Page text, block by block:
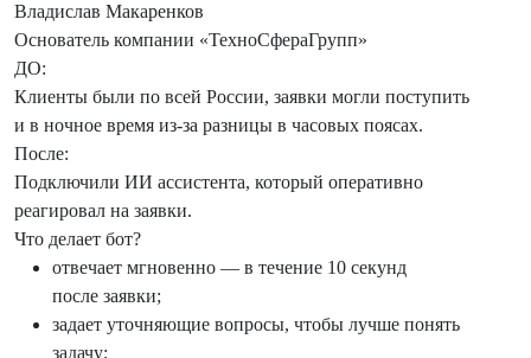
Владислав Макаренков
Основатель компании «ТехноСфераГрупп»
ДО:
Клиенты были по всей России, заявки могли поступить
и в ночное время из-за разницы в часовых поясах.
После:
Подключили ИИ ассистента, который оперативно
реагировал на заявки.
Что делает бот?
отвечает мгновенно — в течение 10 секунд
после заявки;
задает уточняющие вопросы, чтобы лучше понять
задачу;